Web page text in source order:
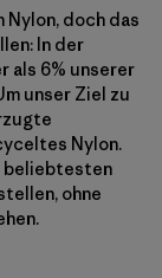
Nylon, doch das
In der
als 6% unserer
unser Ziel zu
Nylon.
beliebtesten
ohne